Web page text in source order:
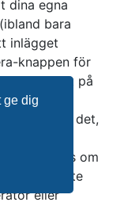
ge dig
dina egna
bara
inlägget
knappen för
svarat på
en liten
redigerat det,
att visas om
kommer inte
eller